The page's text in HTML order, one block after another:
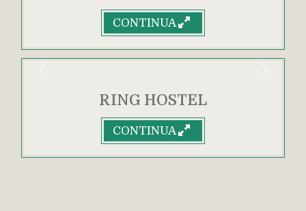
CONTINUA
RING HOSTEL
CONTINUA